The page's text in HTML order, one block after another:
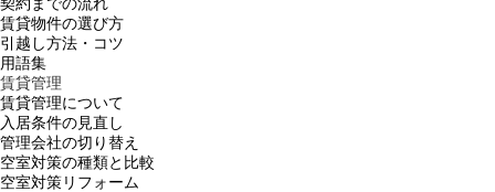
賃貸物件の選び方
引越し方法・コツ
用語集
賃貸管理
賃貸管理について
入居条件の見直し
管理会社の切り替え
空室対策の種類と比較
空室対策リフォーム